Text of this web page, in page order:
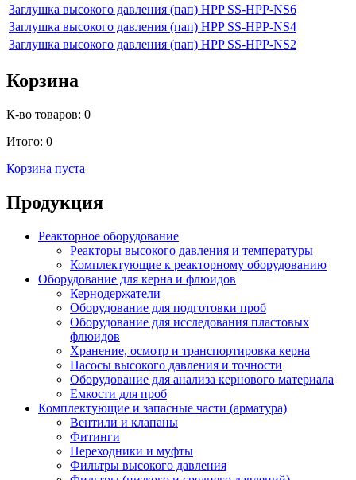
Заглушка высокого давления (пап) HPP SS-HPP-NS6
Заглушка высокого давления (пап) HPP SS-HPP-NS4
Заглушка высокого давления (пап) HPP SS-HPP-NS2
Корзина
К-во товаров: 0
Итого: 0
Корзина пуста
Продукция
Реакторное оборудование
Реакторы высокого давления и температуры
Комплектующие к реакторному оборудованию
Оборудование для керна и флюидов
Кернодержатели
Оборудование для подготовки проб
Оборудование для исследования пластовых
флюидов
Хранение, осмотр и транспортировка керна
Насосы высокого давления и точности
Оборудование для анализа кернового материала
Емкости для проб
Комплектующие и запасные части (арматура)
Вентили и клапаны
Фитинги
Переходники и муфты
Фильтры высокого давления